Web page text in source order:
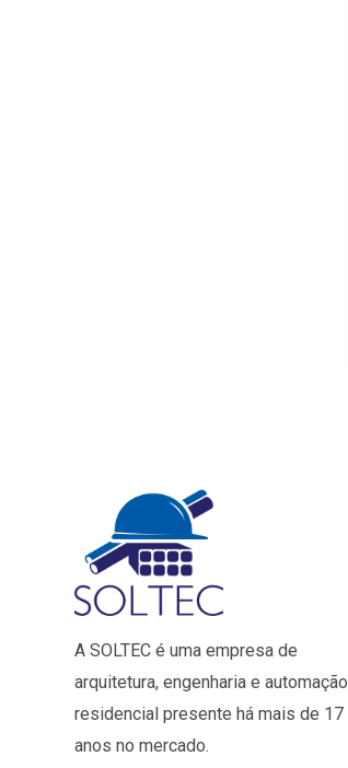
A SOLTEC é uma empresa de
arquitetura, engenharia e automação
residencial presente há mais de 17
anos no mercado.